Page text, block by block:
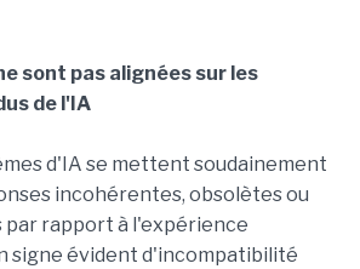
sont pas alignées sur les
de l'IA
d'IA se mettent soudainement
incohérentes, obsolètes ou
par rapport à l'expérience
signe évident d'incompatibilité